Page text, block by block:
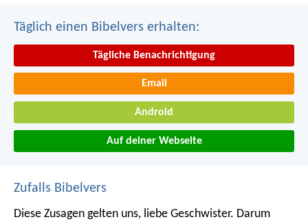
Täglich einen Bibelvers erhalten:
Tägliche Benachrichtigung
Email
Android
Auf deiner Webseite
Zufalls Bibelvers
Diese Zusagen gelten uns, liebe Geschwister. Darum